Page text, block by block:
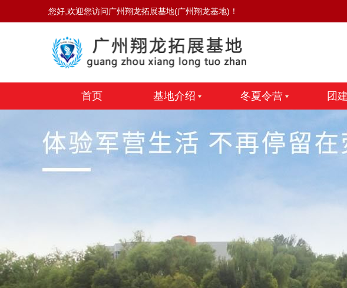
您好,欢迎您访问广州翔龙拓展基地(广州翔龙基地)！
首页 基地介绍 冬夏令营 团